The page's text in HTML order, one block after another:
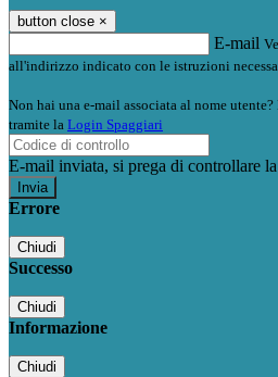
button close ×
E-mail
all'indirizzo indicato con le istruzioni
Non hai una e-mail associata al nome
tramite la Login Spaggiari
E-mail inviata, si prega di controllare
Errore
Chiudi
Successo
Chiudi
Informazione
Chiudi